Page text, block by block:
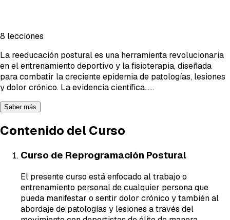
8 lecciones
La reeducación postural es una herramienta revolucionaria
en el entrenamiento deportivo y la fisioterapia, diseñada
para combatir la creciente epidemia de patologías, lesiones
y dolor crónico. La evidencia científica......
Saber más
Contenido del Curso
Curso de Reprogramación Postural
El presente curso está enfocado al trabajo o
entrenamiento personal de cualquier persona que
pueda manifestar o sentir dolor crónico y también al
abordaje de patologías y lesiones a través del